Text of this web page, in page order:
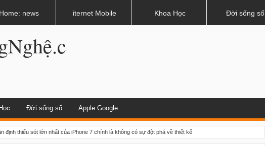
Đời sống số Apple Google
định thiếu sót lớn nhất của iPhone 7 chính là không có sự đột phá về thiết kế
Home: news iternet Mobile Khoa Học Đời sống số